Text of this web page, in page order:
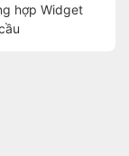
hợp Widget